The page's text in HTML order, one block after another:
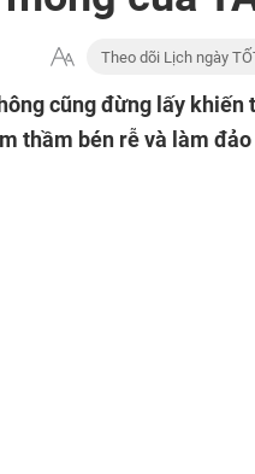
Theo dõi Lịch ngày
cũng đừng lấy khiến
thầm bén rễ và làm